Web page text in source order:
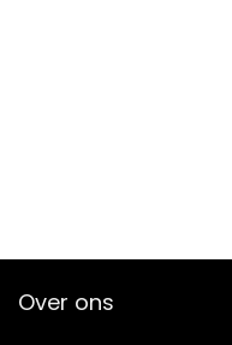
Over ons